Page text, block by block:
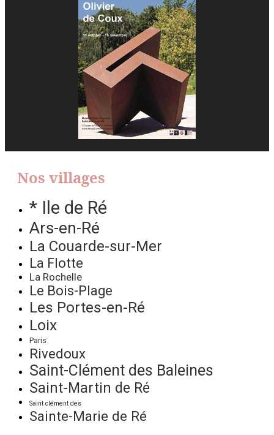
Nos villages
* Ile de Ré
Ars-en-Ré
La Couarde-sur-Mer
La Flotte
La Rochelle
Le Bois-Plage
Les Portes-en-Ré
Loix
Paris
Rivedoux
Saint-Clément des Baleines
Saint-Martin de Ré
Saint clément des
Sainte-Marie de Ré